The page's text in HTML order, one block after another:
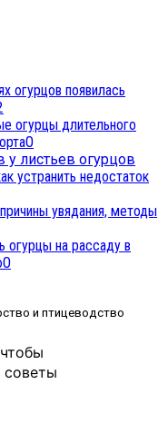
огурцов появилась
огурцы длительного
0
устранить недостаток
увядания, методы
огурцы на рассаду в
0
и птицеводство
советы